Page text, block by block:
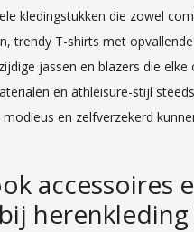
kledingstukken die zowel
trendy T-shirts met
jassen en blazers die
en athleisure-stijl
en zelfverzekerd
accessoires